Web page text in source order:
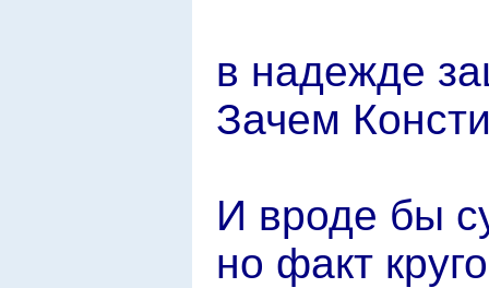
в надежде
Зачем
И вроде бы
но факт